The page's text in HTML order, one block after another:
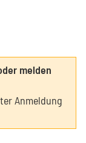
melden
Anmeldung